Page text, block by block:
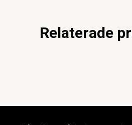
Relaterade